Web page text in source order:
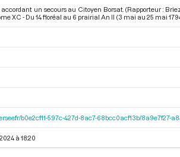
accordant un secours au Citoyen Borsat. (Rapporteur :
XC - Du 14 floréal au 6 prairial An II (3 mai au 25 mai
b0e2cf11-597c-427d-8ac7-68bcc0acf13b/8a9e7f27-
à 18:20